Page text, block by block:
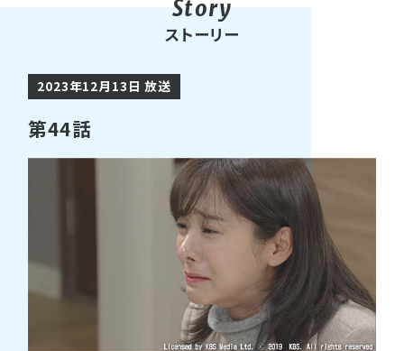
ストーリー
2023年12月13日 放送
第44話